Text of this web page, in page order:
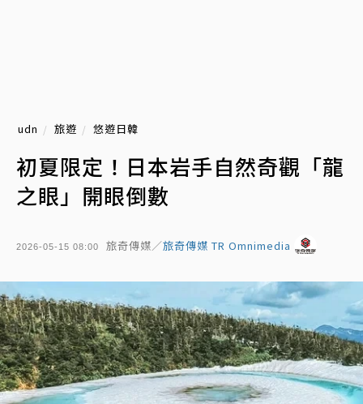
udn 旅遊 悠遊日韓
初夏限定！日本岩手自然奇觀「龍
之眼」開眼倒數
2026-05-15 08:00 旅奇傳媒／旅奇傳媒 TR Omnimedia